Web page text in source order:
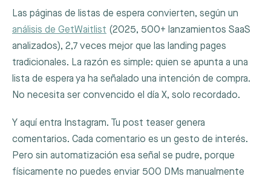
Las páginas de listas de espera convierten, según un
análisis de GetWaitlist (2025, 500+ lanzamientos SaaS
analizados), 2,7 veces mejor que las landing pages
tradicionales. La razón es simple: quien se apunta a una
lista de espera ya ha señalado una intención de compra.
No necesita ser convencido el día X, solo recordado.
Y aquí entra Instagram. Tu post teaser genera
comentarios. Cada comentario es un gesto de interés.
Pero sin automatización esa señal se pudre, porque
físicamente no puedes enviar 500 DMs manualmente